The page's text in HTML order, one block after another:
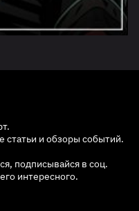
и обзоры событий.
подписывайся в соц.
интересного.